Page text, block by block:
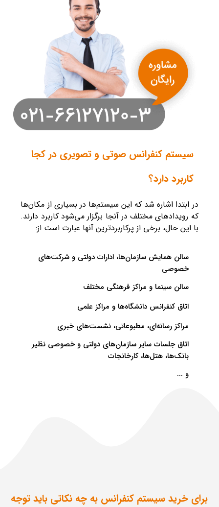
سیستم کنفرانس صوتی و تصویری در کجا
کاربرد دارد؟
در ابتدا اشاره شد که این سیستم‌ها در بسیاری از مکان‌ها
که رویدادهای مختلف در آنجا برگزار می‌شود کاربرد دارند.
با این حال، برخی از پرکاربردترین آنها عبارت است از:
سالن همایش سازمان‌ها، ادارات دولتی و شرکت‌های
خصوصی
سالن سینما و مراکز فرهنگی مختلف
اتاق کنفرانس دانشگاه‌ها و مراکز علمی
مراکز رسانه‌ای، مطبوعاتی، نشست‌های خبری
اتاق جلسات سایر سازمان‌های دولتی و خصوصی نظیر
بانک‌ها، هتل‌ها، کارخانجات
و ...
برای خرید سیستم کنفرانس به چه نکاتی باید توجه